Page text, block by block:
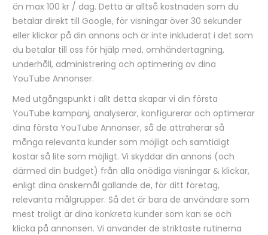
än max 100 kr / dag. Detta är alltså kostnaden som du
betalar direkt till Google, för visningar över 30 sekunder
eller klickar på din annons och är inte inkluderat i det som
du betalar till oss för hjälp med, omhändertagning,
underhåll, administrering och optimering av dina
YouTube Annonser.
Med utgångspunkt i allt detta skapar vi din första
YouTube kampanj, analyserar, konfigurerar och optimerar
dina första YouTube Annonser, så de attraherar så
många relevanta kunder som möjligt och samtidigt
kostar så lite som möjligt. Vi skyddar din annons (och
därmed din budget) från alla onödiga visningar & klickar,
enligt dina önskemål gällande de, för ditt företag,
relevanta målgrupper. Så det är bara de användare som
mest troligt är dina konkreta kunder som kan se och
klicka på annonsen. Vi använder de striktaste rutinerna